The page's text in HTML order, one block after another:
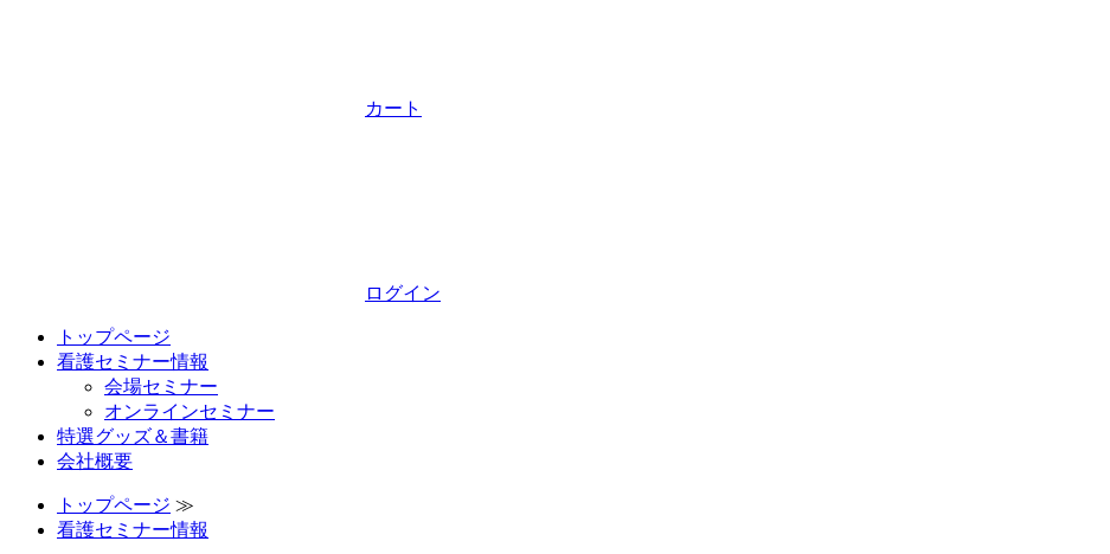
カート
ログイン
トップページ
看護セミナー情報
会場セミナー
オンラインセミナー
特選グッズ＆書籍
会社概要
トップページ ≫
看護セミナー情報